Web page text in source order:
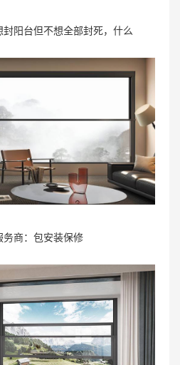
阳台但不想全部封死，什么
务商：包安装保修